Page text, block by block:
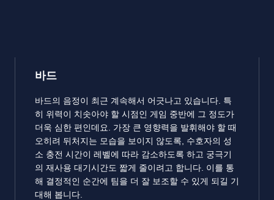
바드
바드의 음정이 최근 계속해서 어긋나고 있습니다. 특
히 위력이 치솟아야 할 시점인 게임 중반에 그 정도가
더욱 심한 편인데요. 가장 큰 영향력을 발휘해야 할 때
오히려 뒤처지는 모습을 보이지 않도록, 수호자의 성
소 충전 시간이 레벨에 따라 감소하도록 하고 궁극기
의 재사용 대기시간도 짧게 줄이려고 합니다. 이를 통
해 결정적인 순간에 팀을 더 잘 보조할 수 있게 되길 기
대해 봅니다.